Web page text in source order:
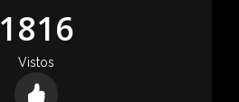
1816
Vistos